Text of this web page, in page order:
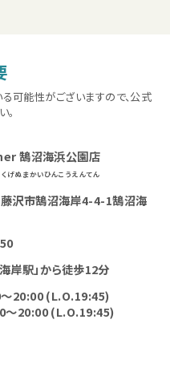
可能性がございますので、公式
鵠沼海浜公園店
げぬまかいひんこうえんてん
沢市鵠沼海岸4-4-1鵠沼海
岸駅」から徒歩12分
〜20:00 (L.O.19:45)
〜20:00 (L.O.19:45)